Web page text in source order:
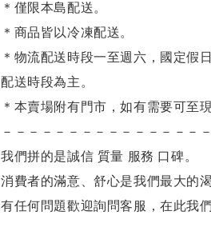
＊僅限本島配送。
＊商品皆以冷凍配送。
＊物流配送時段一至週六，國定假
配送時段為主。
＊本賣場附有門市，如有需要可至
－－－－－－－－－－－－－－－
我們拼的是誠信 質量 服務 口碑。
消費者的滿意、舒心是我們最大的渴
有任何問題歡迎詢問客服，在此我